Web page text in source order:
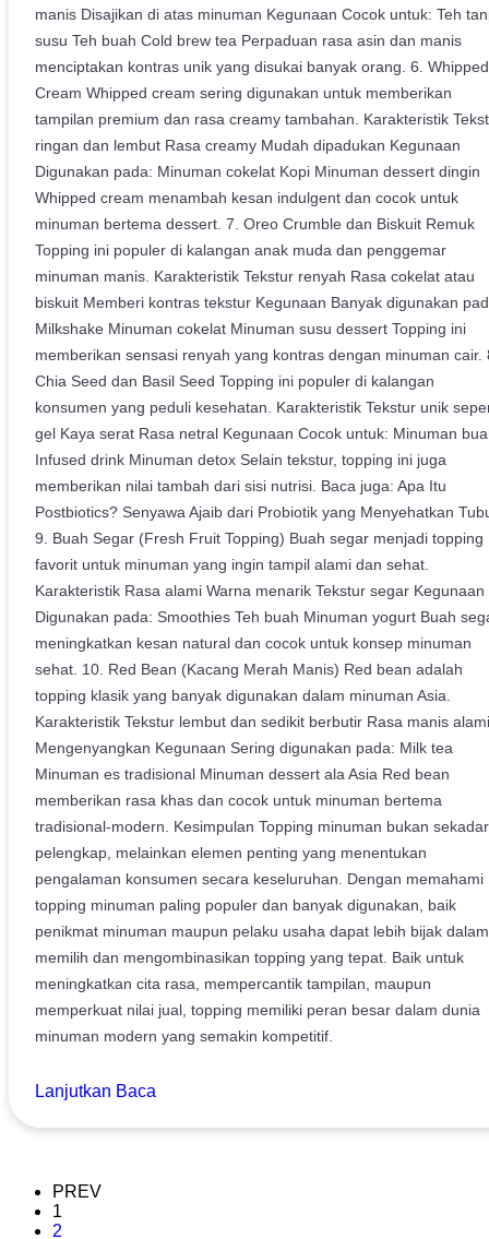
manis Disajikan di atas minuman Kegunaan Cocok untuk: Teh
susu Teh buah Cold brew tea Perpaduan rasa asin dan manis
menciptakan kontras unik yang disukai banyak orang. 6. Whipped
Cream Whipped cream sering digunakan untuk memberikan
tampilan premium dan rasa creamy tambahan. Karakteristik
ringan dan lembut Rasa creamy Mudah dipadukan Kegunaan
Digunakan pada: Minuman cokelat Kopi Minuman dessert dingin
Whipped cream menambah kesan indulgent dan cocok untuk
minuman bertema dessert. 7. Oreo Crumble dan Biskuit Remuk
Topping ini populer di kalangan anak muda dan penggemar
minuman manis. Karakteristik Tekstur renyah Rasa cokelat atau
biskuit Memberi kontras tekstur Kegunaan Banyak digunakan
Milkshake Minuman cokelat Minuman susu dessert Topping ini
memberikan sensasi renyah yang kontras dengan minuman cair.
Chia Seed dan Basil Seed Topping ini populer di kalangan
konsumen yang peduli kesehatan. Karakteristik Tekstur unik
gel Kaya serat Rasa netral Kegunaan Cocok untuk: Minuman
Infused drink Minuman detox Selain tekstur, topping ini juga
memberikan nilai tambah dari sisi nutrisi. Baca juga: Apa Itu
Postbiotics? Senyawa Ajaib dari Probiotik yang Menyehatkan
9. Buah Segar (Fresh Fruit Topping) Buah segar menjadi topping
favorit untuk minuman yang ingin tampil alami dan sehat.
Karakteristik Rasa alami Warna menarik Tekstur segar Kegunaan
Digunakan pada: Smoothies Teh buah Minuman yogurt Buah
meningkatkan kesan natural dan cocok untuk konsep minuman
sehat. 10. Red Bean (Kacang Merah Manis) Red bean adalah
topping klasik yang banyak digunakan dalam minuman Asia.
Karakteristik Tekstur lembut dan sedikit berbutir Rasa manis alami
Mengenyangkan Kegunaan Sering digunakan pada: Milk tea
Minuman es tradisional Minuman dessert ala Asia Red bean
memberikan rasa khas dan cocok untuk minuman bertema
tradisional-modern. Kesimpulan Topping minuman bukan sekadar
pelengkap, melainkan elemen penting yang menentukan
pengalaman konsumen secara keseluruhan. Dengan memahami
topping minuman paling populer dan banyak digunakan, baik
penikmat minuman maupun pelaku usaha dapat lebih bijak dalam
memilih dan mengombinasikan topping yang tepat. Baik untuk
meningkatkan cita rasa, mempercantik tampilan, maupun
memperkuat nilai jual, topping memiliki peran besar dalam dunia
minuman modern yang semakin kompetitif.
Lanjutkan Baca
PREV
1
2